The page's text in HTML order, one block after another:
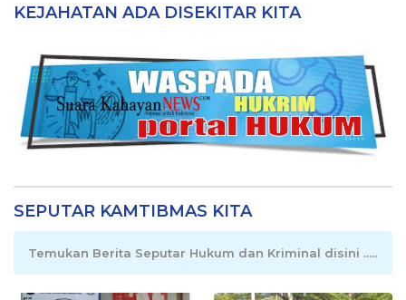
KEJAHATAN ADA DISEKITAR KITA
SEPUTAR KAMTIBMAS KITA
Temukan Berita Seputar Hukum dan Kriminal disini .....